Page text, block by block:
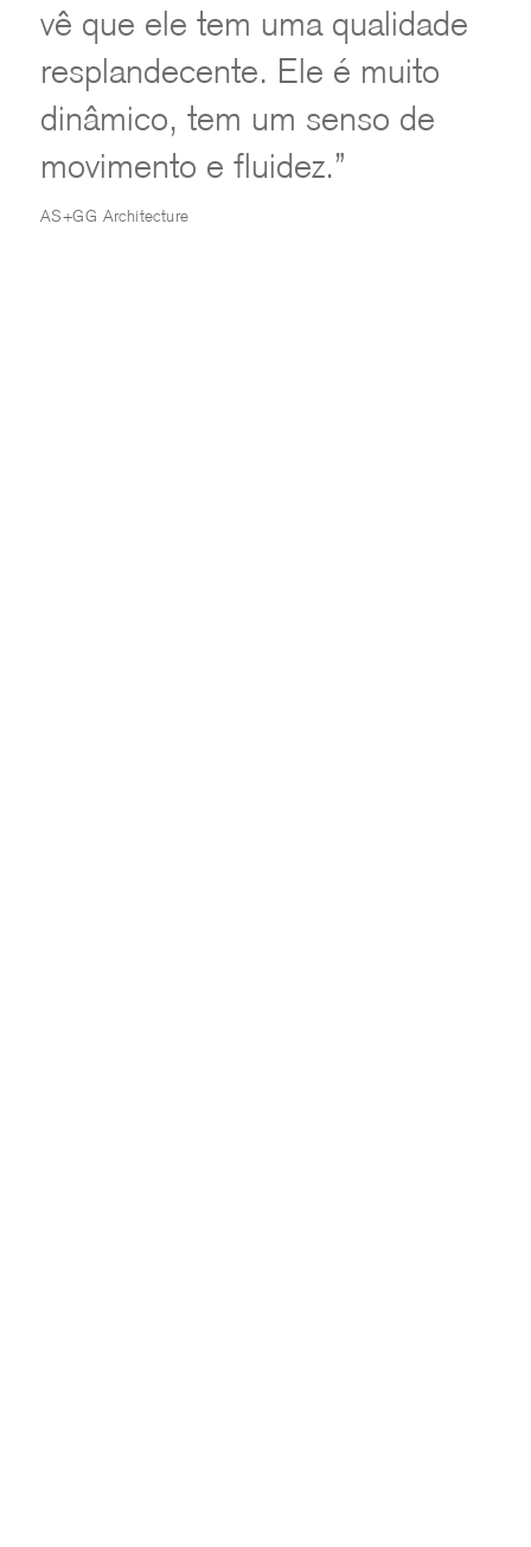
vê que ele tem uma qualidade
resplandecente. Ele é muito
dinâmico, tem um senso de
movimento e fluidez.”
AS+GG Architecture